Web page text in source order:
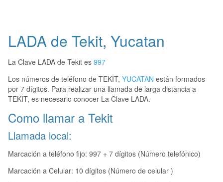
LADA de Tekit, Yucatan
La Clave LADA de Tekit es 997
Los números de teléfono de TEKIT, YUCATAN están formados
por 7 dígitos. Para realizar una llamada de larga distancia a
TEKIT, es necesario conocer La Clave LADA.
Como llamar a Tekit
Llamada local:
Marcación a teléfono fijo: 997 + 7 dígitos (Número telefónico)
Marcación a Celular: 10 dígitos (Número de celular )